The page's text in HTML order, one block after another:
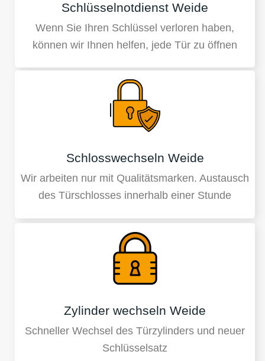
Schlüsselnotdienst Weide
Wenn Sie Ihren Schlüssel verloren haben,
können wir Ihnen helfen, jede Tür zu öffnen
Schlosswechseln Weide
Wir arbeiten nur mit Qualitätsmarken. Austausch
des Türschlosses innerhalb einer Stunde
Zylinder wechseln Weide
Schneller Wechsel des Türzylinders und neuer
Schlüsselsatz